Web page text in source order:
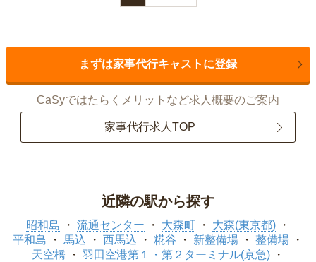
まずは家事代行キャストに登録
CaSyではたらくメリットなど求人概要のご案内
家事代行求人TOP
近隣の駅から探す
昭和島 流通センター 大森町
大森(東京都)
平和島
馬込 西馬込 糀谷 新整備場
整備場
天空橋
羽田空港第１・第２ターミナル(京急)